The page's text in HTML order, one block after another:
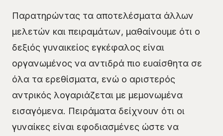
Παρατηρώντας τα αποτελέσματα άλλων
μελετών και πειραμάτων, μαθαίνουμε ότι ο
δεξιός γυναικείος εγκέφαλος είναι
οργανωμένος να αντιδρά πιο ευαίσθητα σε
όλα τα ερεθίσματα, ενώ ο αριστερός
αντρικός λογαριάζεται με μεμονωμένα
εισαγόμενα. Πειράματα δείχνουν ότι οι
γυναίκες είναι εφοδιασμένες ώστε να